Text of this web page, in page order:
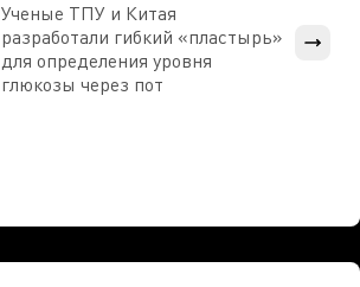
Ученые ТПУ и Китая
разработали гибкий «пластырь»
для определения уровня
глюкозы через пот